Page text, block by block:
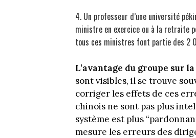
4. Un professeur d’une université
ministre en exercice ou à la retraite
tous ces ministres font partie des 2
L’avantage du groupe sur
sont visibles, il se trouve
corriger les effets de ces
chinois ne sont pas plus
système est plus
mesure les erreurs des